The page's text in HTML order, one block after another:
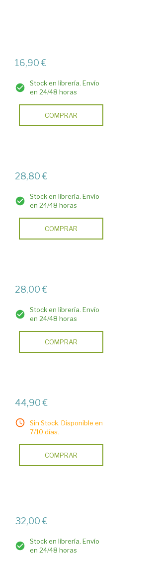
16,90 €
Stock en librería. Envío
en 24/48 horas
COMPRAR
28,80 €
Stock en librería. Envío
en 24/48 horas
COMPRAR
28,00 €
Stock en librería. Envío
en 24/48 horas
COMPRAR
44,90 €
Sin Stock. Disponible en
7/10 días.
COMPRAR
32,00 €
Stock en librería. Envío
en 24/48 horas